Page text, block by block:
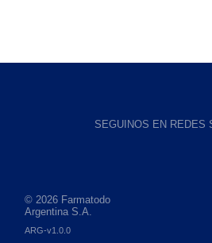
SEGUINOS EN REDES
© 2026 Farmatodo
Argentina S.A.
ARG-v1.0.0